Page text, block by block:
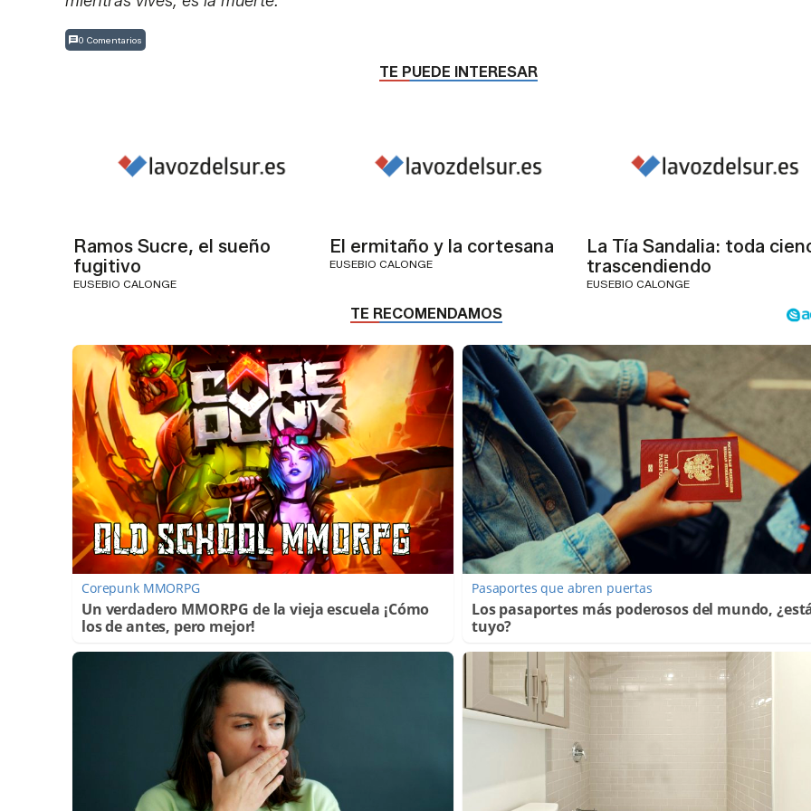
0 Comentarios
TE PUEDE INTERESAR
Ramos Sucre, el sueño
fugitivo
EUSEBIO CALONGE
El ermitaño y la cortesana
EUSEBIO CALONGE
La Tía Sandalia: toda
trascendiendo
EUSEBIO CALONGE
Corepunk MMORPG
Un verdadero MMORPG de la vieja escuela ¡Cómo
los de antes, pero mejor!
Pasaportes que abren puertas
Los pasaportes más poderosos del mundo,
tuyo?